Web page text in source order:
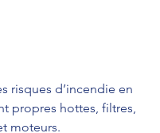
risques d’incendie en
propres hottes, filtres,
moteurs.